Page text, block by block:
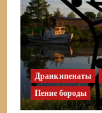
Дранкипенаты
Пение бороды